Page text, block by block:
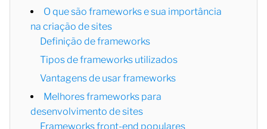
O que são frameworks e sua importância
na criação de sites
Definição de frameworks
Tipos de frameworks utilizados
Vantagens de usar frameworks
Melhores frameworks para
desenvolvimento de sites
Frameworks front-end populares